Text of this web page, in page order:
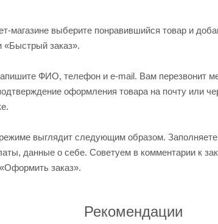
магазине выберите понравившийся товар и
«Быстрый заказ».
ФИО, телефон и e-mail. Вам перезвонит
оформления товара на почту или
выглядит следующим образом.
данные о себе. Советуем в комментарии к
заказ».
Рекомендации